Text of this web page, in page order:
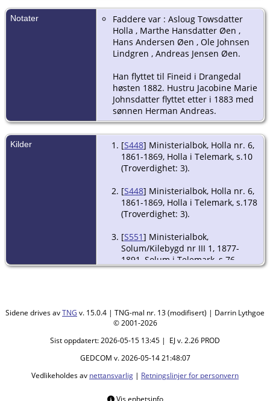
Telemark
Død- 28 des.
1940 -
Drangedal,
Notater
Faddere var : Asloug Towsdatter
Holla , Marthe Hansdatter Øen ,
Hans Andersen Øen , Ole Johnsen
Lindgren , Andreas Jensen Øen.
Han flyttet til Fineid i Drangedal
høsten 1882. Hustru Jacobine Marie
Johnsdatter flyttet etter i 1883 med
sønnen Herman Andreas.
Kilder [S448] Ministerialbok, Holla nr. 6,
1861-1869, Holla i Telemark, s.10
(Troverdighet: 3).
[S448] Ministerialbok, Holla nr. 6,
1861-1869, Holla i Telemark, s.178
(Troverdighet: 3).
[S551] Ministerialbok,
Solum/Kilebygd nr III 1, 1877-
1891, Solum i Telemark, s.76
(Troverdighet: 3).
Sidene drives avTNG v. 15.0.4 | TNG-mal nr. 13 (modifisert) | Darrin Lythgoe
© 2001-2026
Sist oppdatert: 2026-05-15 13:45 | EJ v. 2.26 PROD
GEDCOM v. 2026-05-14 21:48:07
Vedlikeholdes av nettansvarlig | Retningslinjer for personvern
Vis enhetsinfo